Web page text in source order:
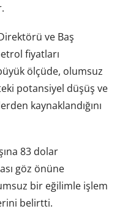
ve Baş
fiyatları
ölçüde, olumsuz
potansiyel düşüş ve
kaynaklandığını
83 dolar
göz önüne
bir eğilimle işlem
belirtti.